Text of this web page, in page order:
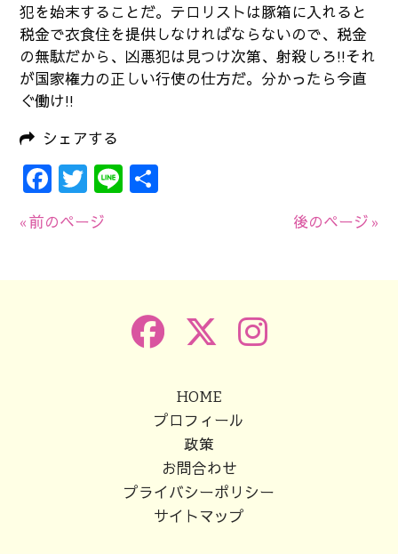
犯を始末することだ。テロリストは豚箱に入れると
税金で衣食住を提供しなければならないので、税金
の無駄だから、凶悪犯は見つけ次第、射殺しろ!!それ
が国家権力の正しい行使の仕方だ。分かったら今直
ぐ働け!!
シェアする
Facebook
Twitter
Line
« 前のページ 後のページ »
HOME
プロフィール
政策
お問合わせ
プライバシーポリシー
サイトマップ